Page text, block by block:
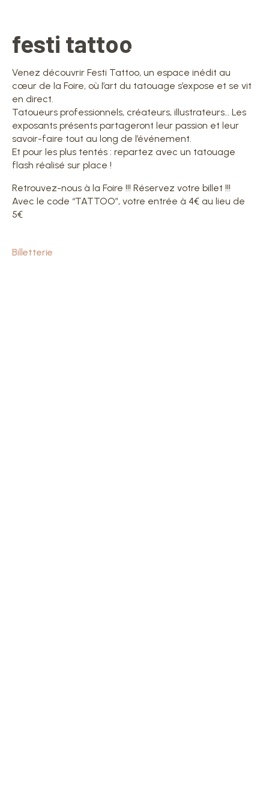
festi tattoo
Venez découvrir Festi Tattoo, un espace inédit au
cœur de la Foire, où l’art du tatouage s’expose et se vit
en direct.
Tatoueurs professionnels, créateurs, illustrateurs… Les
exposants présents partageront leur passion et leur
savoir-faire tout au long de l’événement.
Et pour les plus tentés : repartez avec un tatouage
flash réalisé sur place !
Retrouvez-nous à la Foire !!! Réservez votre billet !!!
Avec le code “TATTOO”, votre entrée à 4€ au lieu de
5€
Billetterie